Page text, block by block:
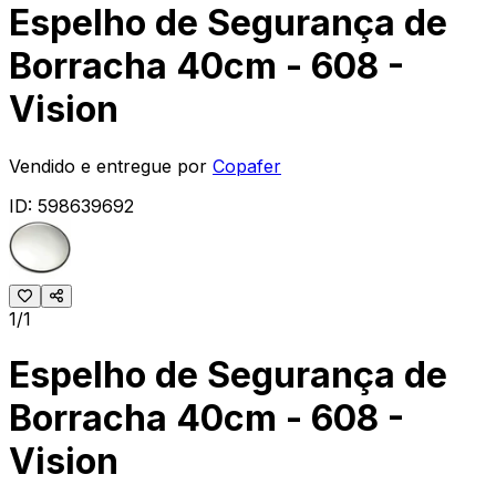
Espelho de Segurança de
Borracha 40cm - 608 -
Vision
Vendido e entregue por Copafer
ID: 598639692
1/1
Espelho de Segurança de
Borracha 40cm - 608 -
Vision